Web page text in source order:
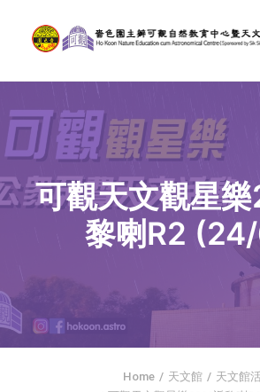
中心介紹
學界課程
天文館
聯絡我們
SEARCH
可觀天文觀星
黎喇R2
Home 天文館
天文館